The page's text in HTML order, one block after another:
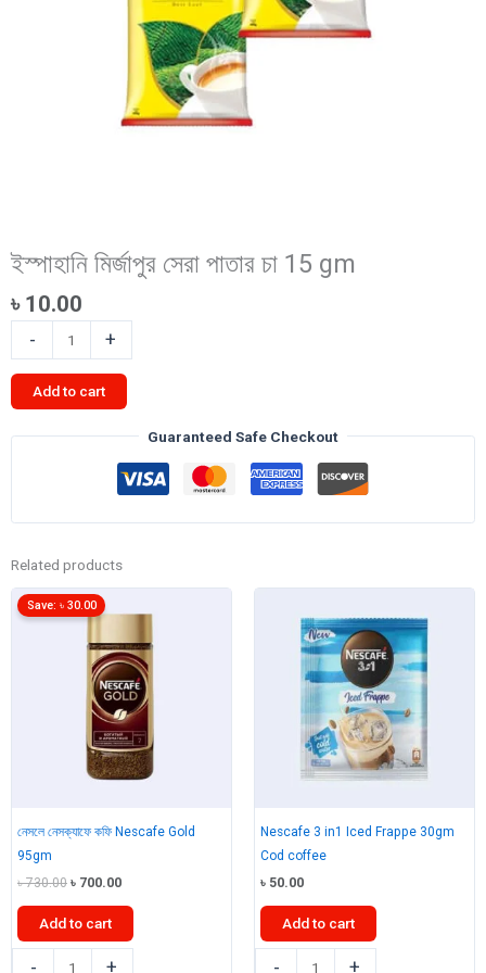
ইস্পাহানি মির্জাপুর সেরা পাতার চা 15 gm
৳ 10.00
-
মির্জাপুর
সেরা
পাতার
+
Add to cart
Guaranteed Safe Checkout
Related products
নেসলে নেসক্যাফে কফি Nescafe Gold
95gm
৳730.00 Original
was:
৳ 730.00.
৳ 700.00Current
is:
৳ 700.00.
Save: ৳ 30.00
Add to cart
- +
Nescafe 3 in1 Iced Frappe 30gm
Cod coffee
৳ 50.00
Add to cart
- +